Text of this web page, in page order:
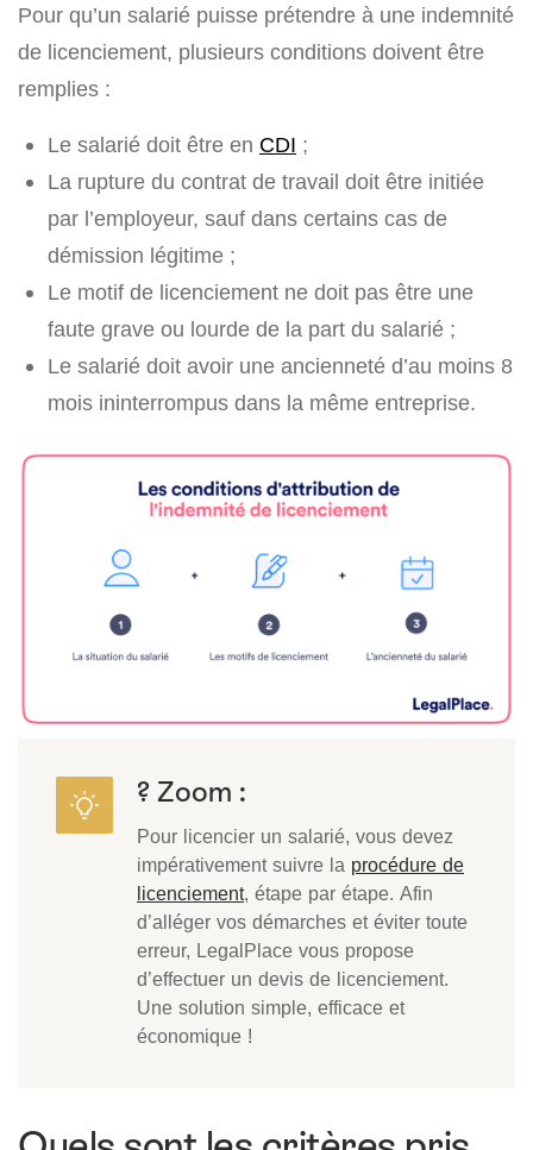
Pour qu’un salarié puisse prétendre à une indemnité
de licenciement, plusieurs conditions doivent être
remplies :
Le salarié doit être en CDI ;
La rupture du contrat de travail doit être initiée
par l’employeur, sauf dans certains cas de
démission légitime ;
Le motif de licenciement ne doit pas être une
faute grave ou lourde de la part du salarié ;
Le salarié doit avoir une ancienneté d’au moins 8
mois ininterrompus dans la même entreprise.
? Zoom :
Pour licencier un salarié, vous devez
impérativement suivre la procédure de
licenciement, étape par étape. Afin
d’alléger vos démarches et éviter toute
erreur, LegalPlace vous propose
d’effectuer un devis de licenciement.
Une solution simple, efficace et
économique !